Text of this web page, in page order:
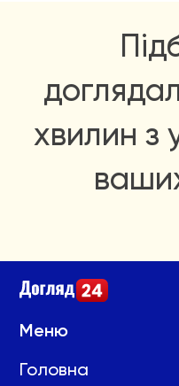
хвилин з
Меню
Головна